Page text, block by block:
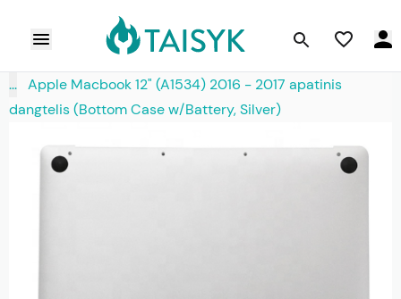
... Apple Macbook 12" (A1534) 2016 - 2017 apatinis
dangtelis (Bottom Case w/Battery, Silver)